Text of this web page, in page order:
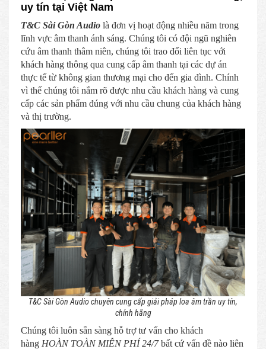
uy tín tại Việt Nam
T&C Sài Gòn Audio là đơn vị hoạt động nhiều năm trong
lĩnh vực âm thanh ánh sáng. Chúng tôi có đội ngũ nghiên
cứu âm thanh thâm niên, chúng tôi trao đổi liên tục với
khách hàng thông qua cung cấp âm thanh tại các dự án
thực tế từ không gian thương mại cho đến gia đình. Chính
vì thế chúng tôi nắm rõ được nhu cầu khách hàng và cung
cấp các sản phẩm đúng với nhu cầu chung của khách hàng
và thị trường.
T&C Sài Gòn Audio chuyên cung cấp giải pháp loa âm trần uy tín,
chính hãng
Chúng tôi luôn sẵn sàng hỗ trợ tư vấn cho khách
hàng HOÀN TOÀN MIỄN PHÍ 24/7bất cứ vấn đề nào liên